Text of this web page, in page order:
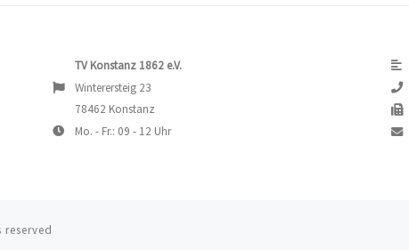
TV Konstanz 1862 e.V.
Winterersteig 23
78462 Konstanz
Mo. - Fr.: 09 - 12 Uhr